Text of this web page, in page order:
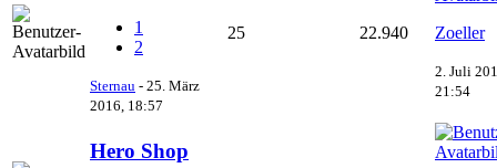
1
2
Sternau - 25. März
2016, 18:57
25 22.940 Zoeller
2. Juli
21:54
Hero Shop